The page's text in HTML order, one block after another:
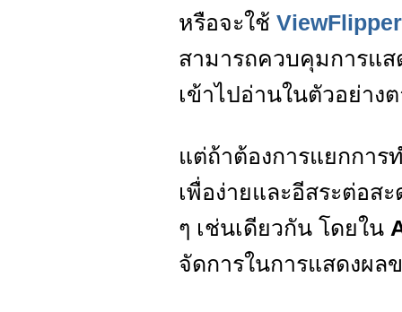
หรือจะใช้ ViewFlipper
สามารถควบคุมการแส
เข้าไปอ่านในตัวอย่าง
แต่ถ้าต้องการแยกกา
เพื่อง่ายและอีสระต่อส
ๆ เช่นเดียวกัน โดยใน
จัดการในการแสดงผล